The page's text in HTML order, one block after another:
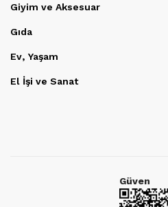
Giyim ve Aksesuar
Gıda
Ev, Yaşam
El İşi ve Sanat
Güven